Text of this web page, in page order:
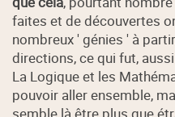
faites et de découvertes
nombreux ' génies ' à
directions, ce qui fut,
La Logique et les
pouvoir aller ensemble,
semble là être plus que